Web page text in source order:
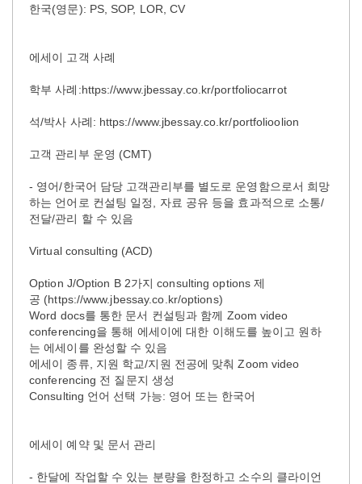
한국(영문): PS, SOP, LOR, CV
에세이 고객 사례
학부 사례:https://www.jbessay.co.kr/portfoliocarrot
석/박사 사례: https://www.jbessay.co.kr/portfolioolion
고객 관리부 운영 (CMT)
- 영어/한국어 담당 고객관리부를 별도로 운영함으로서 희망
하는 언어로 컨설팅 일정, 자료 공유 등을 효과적으로 소통/
전달/관리 할 수 있음
Virtual consulting (ACD)
Option J/Option B 2가지 consulting options 제
공 (https://www.jbessay.co.kr/options)
Word docs를 통한 문서 컨설팅과 함께 Zoom video
conferencing을 통해 에세이에 대한 이해도를 높이고 원하
는 에세이를 완성할 수 있음
에세이 종류, 지원 학교/지원 전공에 맞춰 Zoom video
conferencing 전 질문지 생성
Consulting 언어 선택 가능: 영어 또는 한국어
에세이 예약 및 문서 관리
- 한달에 작업할 수 있는 분량을 한정하고 소수의 클라이언